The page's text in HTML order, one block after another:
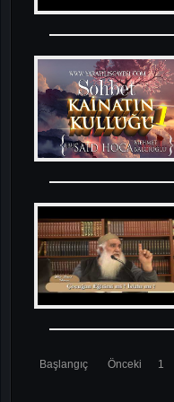
Başlangıç Önceki 1